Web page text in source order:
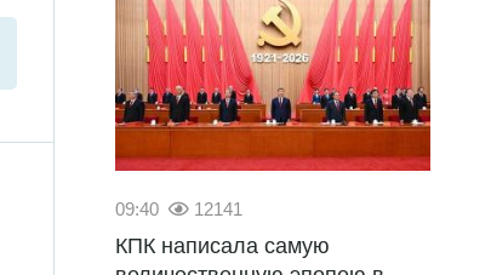
09:40 12141
КПК написала самую